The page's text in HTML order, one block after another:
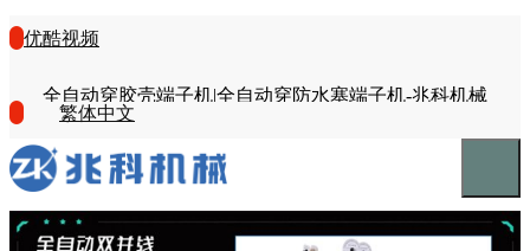
优酷视频
全自动穿胶壳端子机|全自动穿防水塞端子机-兆科机械
繁体中文